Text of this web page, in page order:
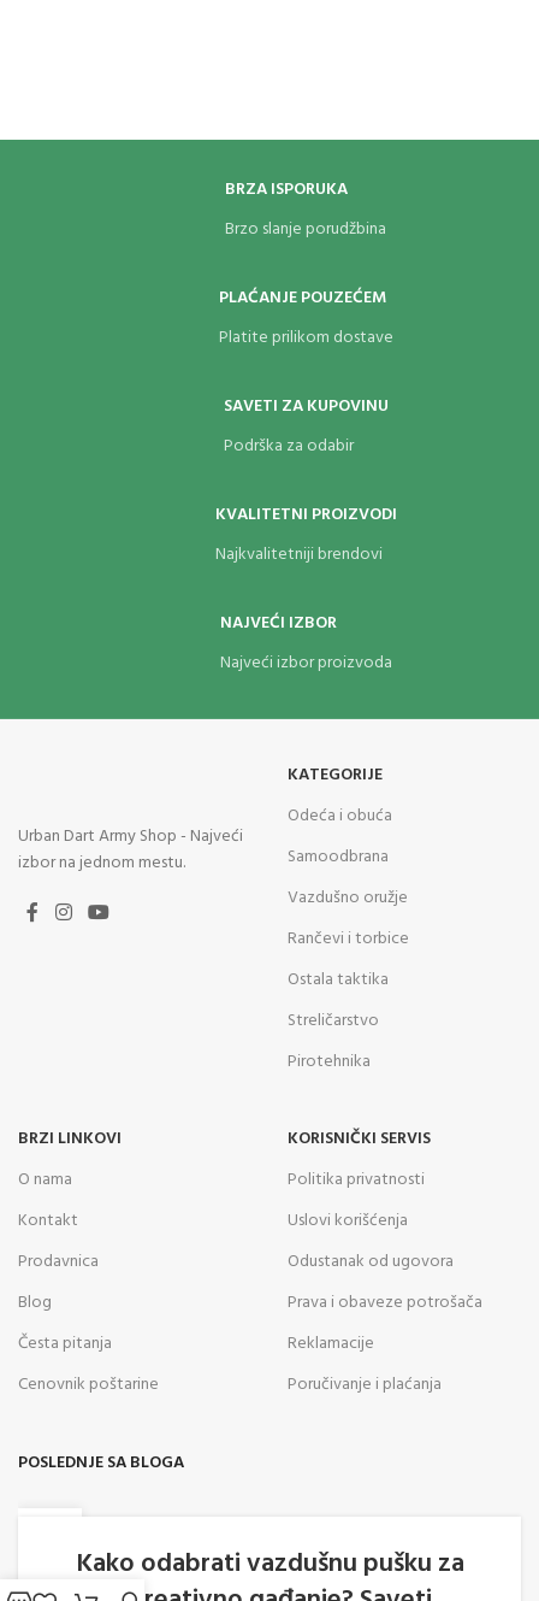
BRZA ISPORUKA
Brzo slanje porudžbina
PLAĆANJE POUZEĆEM
Platite prilikom dostave
SAVETI ZA KUPOVINU
Podrška za odabir
KVALITETNI PROIZVODI
Najkvalitetniji brendovi
NAJVEĆI IZBOR
Najveći izbor proizvoda
Urban Dart Army Shop - Najveći
izbor na jednom mestu.
KATEGORIJE
Odeća i obuća
Samoodbrana
Vazdušno oružje
Rančevi i torbice
Ostala taktika
Streličarstvo
Pirotehnika
BRZI LINKOVI
O nama
Kontakt
Prodavnica
Blog
Česta pitanja
Cenovnik poštarine
KORISNIČKI SERVIS
Politika privatnosti
Uslovi korišćenja
Odustanak od ugovora
Prava i obaveze potrošača
Reklamacije
Poručivanje i plaćanja
POSLEDNJE SA BLOGA
Kako odabrati vazdušnu pušku za